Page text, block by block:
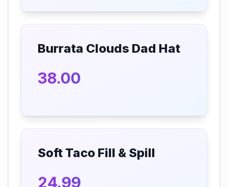
Burrata Clouds Dad Hat
38.00
Soft Taco Fill & Spill
24.99